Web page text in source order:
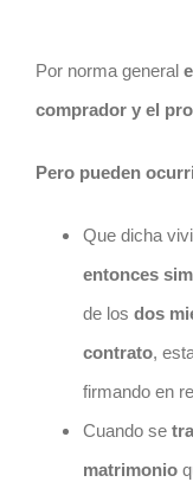
Por norma general
comprador y el
Pero pueden
Que dicha
entonces
de los dos
contrato,
firmando en
Cuando se
matrimonio